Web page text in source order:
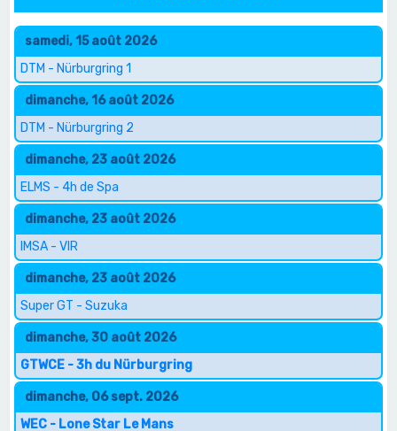
samedi, 15 août 2026
DTM - Nürburgring 1
dimanche, 16 août 2026
DTM - Nürburgring 2
dimanche, 23 août 2026
ELMS - 4h de Spa
dimanche, 23 août 2026
IMSA - VIR
dimanche, 23 août 2026
Super GT - Suzuka
dimanche, 30 août 2026
GTWCE - 3h du Nürburgring
dimanche, 06 sept. 2026
WEC - Lone Star Le Mans